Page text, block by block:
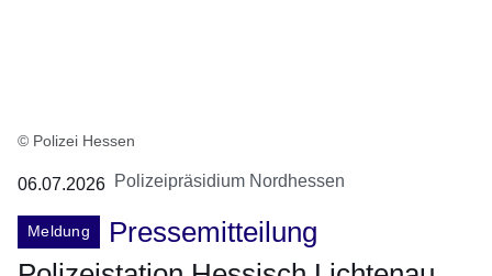
© Polizei Hessen
06.07.2026 Polizeipräsidium Nordhessen
Meldung
Pressemitteilung